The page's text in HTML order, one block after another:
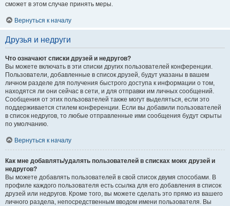
сможет в этом случае принять меры.
Вернуться к началу
Друзья и недруги
Что означают списки друзей и недругов?
Вы можете включать в эти списки других пользователей конференции.
Пользователи, добавленные в список друзей, будут указаны в вашем
личном разделе для получения быстрого доступа к информации о том,
находятся ли они сейчас в сети, и для отправки им личных сообщений.
Сообщения от этих пользователей также могут выделяться, если это
поддерживается стилем конференции. Если вы добавили пользователей
в список недругов, то любые отправленные ими сообщения будут скрыты
по умолчанию.
Вернуться к началу
Как мне добавлять/удалять пользователей в списках моих друзей и
недругов?
Вы можете добавлять пользователей в свой список двумя способами. В
профиле каждого пользователя есть ссылка для его добавления в список
друзей или недругов. Кроме того, вы можете сделать это прямо из вашего
личного раздела, непосредственным вводом имени пользователя. Вы